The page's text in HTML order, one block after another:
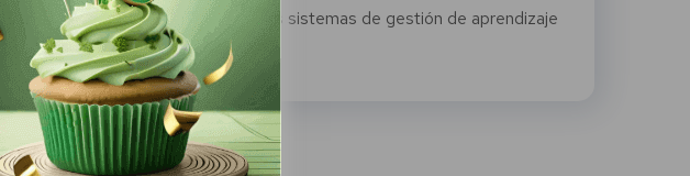
El avance de los LMS en México Los sistemas de gestión de aprendizaje
a...